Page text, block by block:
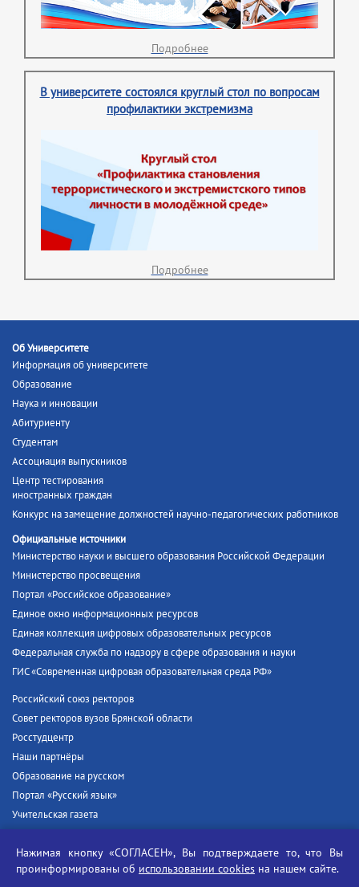
Подробнее
В университете состоялся круглый стол по вопросам
профилактики экстремизма
Подробнее
Об Университете
Информация об университете
Образование
Наука и инновации
Абитуриенту
Студентам
Ассоциация выпускников
Центр тестирования
иностранных граждан
Конкурс на замещение должностей научно-педагогических работников
Официальные источники
Министерство науки и высшего образования Российской Федерации
Министерство просвещения
Портал «Российское образование»
Единое окно информационных ресурсов
Единая коллекция цифровых образовательных ресурсов
Федеральная служба по надзору в сфере образования и науки
ГИС «Современная цифровая образовательная среда РФ»
Российский союз ректоров
Совет ректоров вузов Брянской области
Росстудцентр
Наши партнёры
Образование на русском
Портал «Русский язык»
Учительская газета
Единый портал государственных услуг
Нажимая кнопку «СОГЛАСЕН», Вы подтверждаете то, что Вы
проинформированы об использовании cookies на нашем сайте.